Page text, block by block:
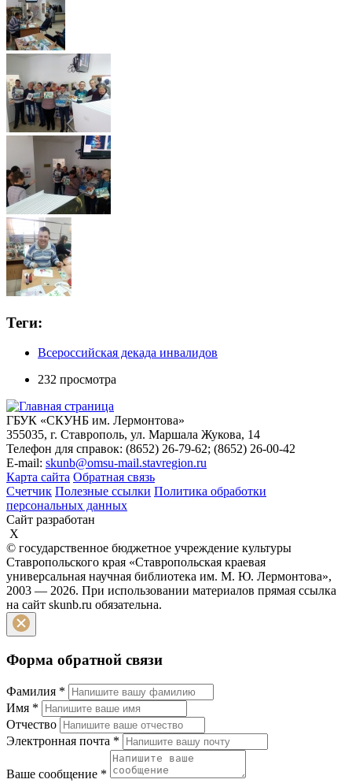
Теги:
Всероссийская декада инвалидов
232 просмотра
ГБУК «СКУНБ им. Лермонтова»
355035, г. Ставрополь, ул. Маршала Жукова, 14
Телефон для справок: (8652) 26-79-62; (8652) 26-00-42
E-mail: skunb@omsu-mail.stavregion.ru
Карта сайта Обратная связь
Счетчик Полезные ссылки Политика обработки
персональных данных
Сайт разработан
X
© государственное бюджетное учреждение культуры
Ставропольского края «Ставропольская краевая
универсальная научная библиотека им. М. Ю. Лермонтова»,
2003 — 2026. При использовании материалов прямая ссылка
на сайт skunb.ru обязательна.
Форма обратной связи
Фамилия *
Имя *
Отчество
Электронная почта *
Ваше сообщение *